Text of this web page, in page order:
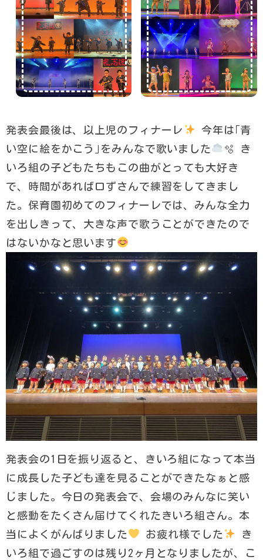
発表会最後は、以上児のフィナーレ
今年は｢青
い空に絵をかこう｣をみんなで歌いました
🫧 き
いろ組の子どもたちもこの曲がとっても大好き
で、時間があれば口ずさんで練習をしてきまし
た。保育園初めてのフィナーレでは、みんな全力
を出しきって、大きな声で歌うことができたので
はないかなと思います
発表会の1日を振り返ると、きいろ組になって本当
に成長した子ども達を見ることができたなぁと感
じました。今日の発表会で、会場のみんなに笑い
と感動をたくさん届けてくれたきいろ組さん。本
当によくがんばりました
お疲れ様でした
き
いろ組で過ごすのは残り2ヶ月となりましたが、こ